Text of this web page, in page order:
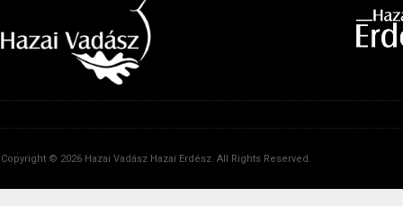
Copyright © 2026 Hazai Vadász Hazai Erdész. All Rights Reserved.